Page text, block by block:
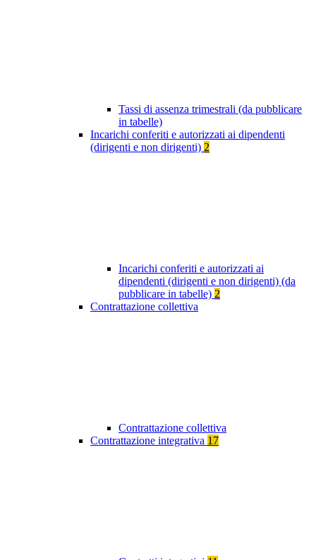
Tassi di assenza trimestrali (da pubblicare
in tabelle)
Incarichi conferiti e autorizzati ai dipendenti
(dirigenti e non dirigenti) 2
Incarichi conferiti e autorizzati ai
dipendenti (dirigenti e non dirigenti) (da
pubblicare in tabelle) 2
Contrattazione collettiva
Contrattazione collettiva
Contrattazione integrativa 17